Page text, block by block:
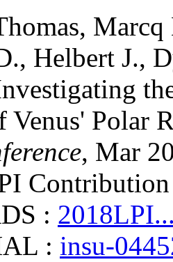
, Marcq
, Helbert J.,
Venus' Polar
, Mar
:
: insu-